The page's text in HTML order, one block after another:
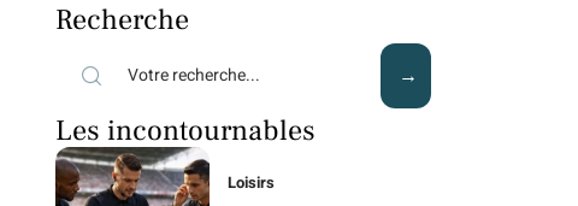
Recherche
Les incontournables
Loisirs